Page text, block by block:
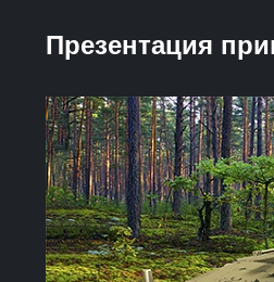
Презентация